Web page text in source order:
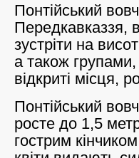
Понтійський
Передкавказзя,
зустріти на
а також
відкриті місця,
Понтійський
росте до 1,5
гострим